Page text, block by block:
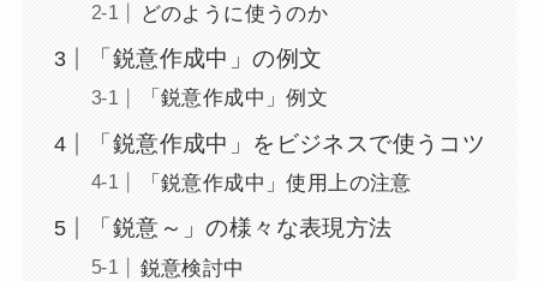
どのように使うのか
「鋭意作成中」の例文
「鋭意作成中」例文
「鋭意作成中」をビジネスで使うコツ
「鋭意作成中」使用上の注意
「鋭意～」の様々な表現方法
鋭意検討中